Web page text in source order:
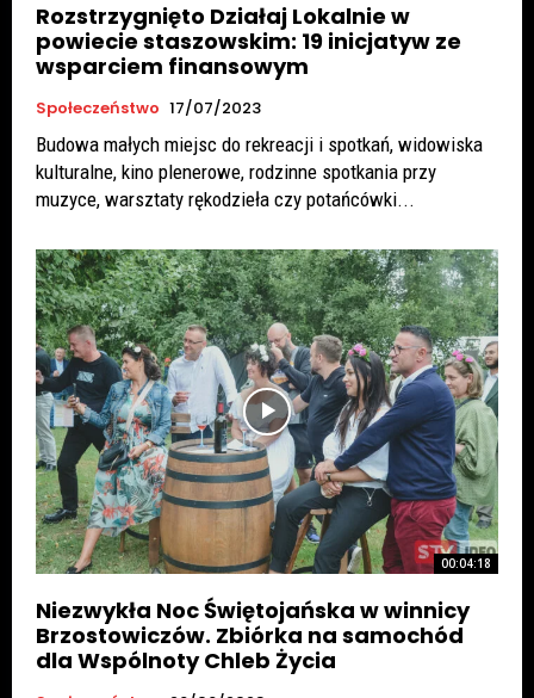
Rozstrzygnięto Działaj Lokalnie w
powiecie staszowskim: 19 inicjatyw ze
wsparciem finansowym
Społeczeństwo 17/07/2023
Budowa małych miejsc do rekreacji i spotkań, widowiska
kulturalne, kino plenerowe, rodzinne spotkania przy
muzyce, warsztaty rękodzieła czy potańcówki...
00:04:18
Niezwykła Noc Świętojańska w winnicy
Brzostowiczów. Zbiórka na samochód
dla Wspólnoty Chleb Życia